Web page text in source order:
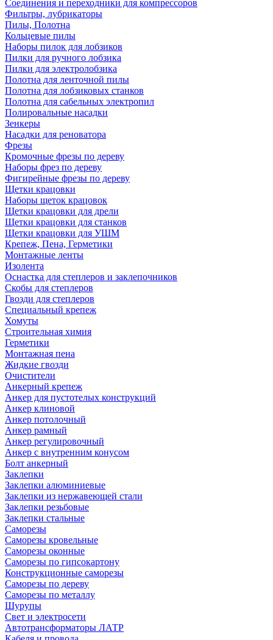
Соединения и переходники для компрессоров
Фильтры, лубрикаторы
Пилы, Полотна
Кольцевые пилы
Наборы пилок для лобзиков
Пилки для ручного лобзика
Пилки для электролобзика
Полотна для ленточной пилы
Полотна для лобзиковых станков
Полотна для сабельных электропил
Полировальные насадки
Зенкеры
Насадки для реноватора
Фрезы
Кромочные фрезы по дереву
Наборы фрез по дереву
Фигирейные фрезы по дереву
Щетки крацовки
Наборы щеток крацовок
Щетки крацовки для дрели
Щетки крацовки для станков
Щетки крацовки для УШМ
Крепеж, Пена, Герметики
Монтажные ленты
Изолента
Оснастка для степлеров и заклепочников
Скобы для степлеров
Гвозди для степлеров
Специальный крепеж
Хомуты
Строительная химия
Герметики
Монтажная пена
Жидкие гвозди
Очистители
Анкерный крепеж
Анкер для пустотелых конструкций
Анкер клиновой
Анкер потолочный
Анкер рамный
Анкер регулировочный
Анкер с внутренним конусом
Болт анкерный
Заклепки
Заклепки алюминиевые
Заклепки из нержавеющей стали
Заклепки резьбовые
Заклепки стальные
Саморезы
Саморезы кровельные
Саморезы оконные
Саморезы по гипсокартону
Конструкционные саморезы
Саморезы по дереву
Саморезы по металлу
Шурупы
Свет и электросети
Автотрансформаторы ЛАТР